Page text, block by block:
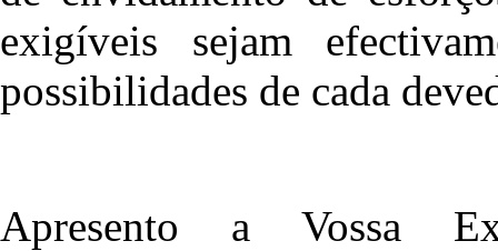
exigíveis sejam
possibilidades de cada
Apresento a Vossa